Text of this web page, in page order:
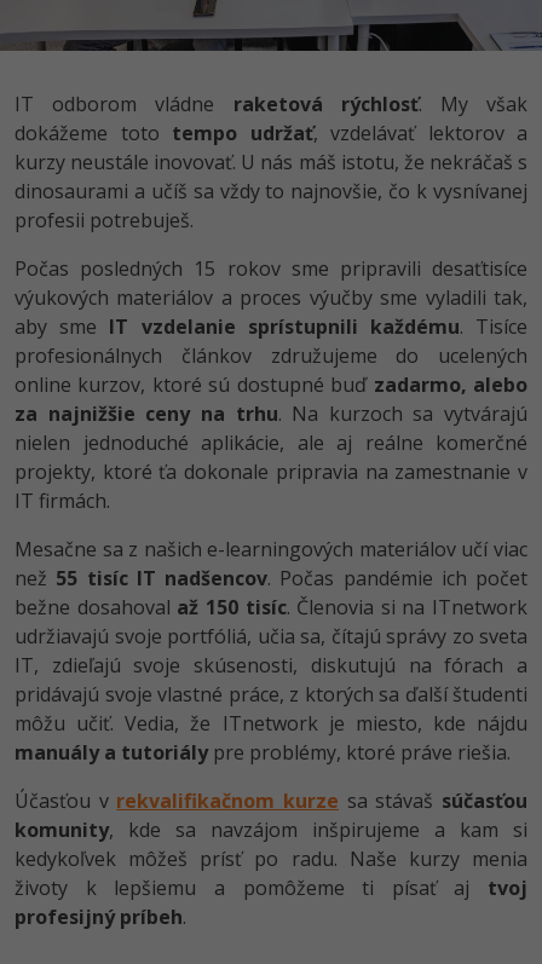
Algoritmy -41%
Umelá inteligencia -10%
Pre deti
Viac
Fórum
Linux a UNIX
Kybernetická bezpečnost
Elektronický podpis
Windows
Fórum
IT odborom vládne raketová rýchlosť. My však
dokážeme toto tempo udržať, vzdelávať lektorov a
kurzy neustále inovovať. U nás máš istotu, že nekráčaš s
dinosaurami a učíš sa vždy to najnovšie, čo k vysnívanej
profesii potrebuješ.
Počas posledných 15 rokov sme pripravili desaťtisíce
výukových materiálov a proces výučby sme vyladili tak,
aby sme IT vzdelanie sprístupnili každému. Tisíce
profesionálnych článkov združujeme do ucelených
online kurzov, ktoré sú dostupné buď zadarmo, alebo
za najnižšie ceny na trhu. Na kurzoch sa vytvárajú
nielen jednoduché aplikácie, ale aj reálne komerčné
projekty, ktoré ťa dokonale pripravia na zamestnanie v
IT firmách.
Mesačne sa z našich e-learningových materiálov učí viac
než 55 tisíc IT nadšencov. Počas pandémie ich počet
bežne dosahoval až 150 tisíc. Členovia si na ITnetwork
udržiavajú svoje portfóliá, učia sa, čítajú správy zo sveta
IT, zdieľajú svoje skúsenosti, diskutujú na fórach a
pridávajú svoje vlastné práce, z ktorých sa ďalší študenti
môžu učiť. Vedia, že ITnetwork je miesto, kde nájdu
manuály a tutoriálypre problémy, ktoré práve riešia.
Účasťou v rekvalifikačnom kurze sa stávaš súčasťou
komunity, kde sa navzájom inšpirujeme a kam si
kedykoľvek môžeš prísť po radu. Naše kurzy menia
životy k lepšiemu a pomôžeme ti písať aj tvoj
profesijný príbeh.